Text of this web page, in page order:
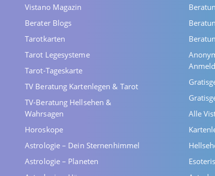
Vistano Magazin
Berater Blogs
Tarotkarten
Tarot Legesysteme
Tarot-Tageskarte
TV Beratung Kartenlegen & Tarot
TV-Beratung Hellsehen &
Wahrsagen
Horoskope
Astrologie – Dein Sternenhimmel
Astrologie – Planeten
Alle